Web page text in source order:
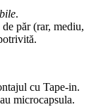
.
păr (rar, mediu,
cu Tape-in.
microcapsula.